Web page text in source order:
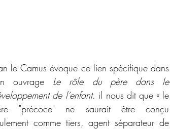
le Camus évoque ce lien spécifique dans
ouvrage Le rôle du père dans le
de l’enfant. il nous dit que « le
"précoce" ne saurait être conçu
comme tiers, agent séparateur de